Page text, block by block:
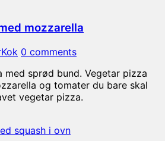
mozzarella
0 comments
sprød bund. Vegetar pizza
og tomater du bare skal
vegetar pizza.